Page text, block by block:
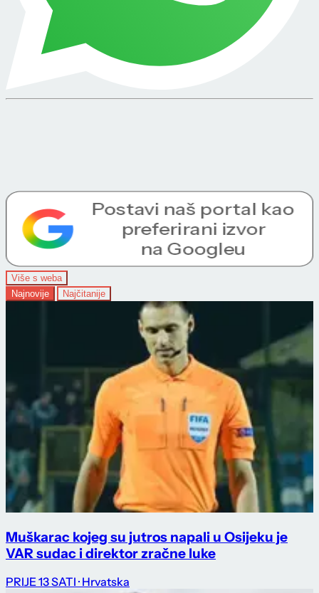
Više s weba
Najnovije
Najčitanije
Muškarac kojeg su jutros napali u Osijeku je
VAR sudac i direktor zračne luke
PRIJE 13 SATI · Hrvatska